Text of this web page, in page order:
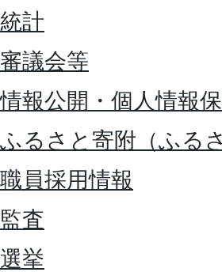
統計
審議会等
情報公開・個人情報
ふるさと寄附（ふる
職員採用情報
監査
選挙